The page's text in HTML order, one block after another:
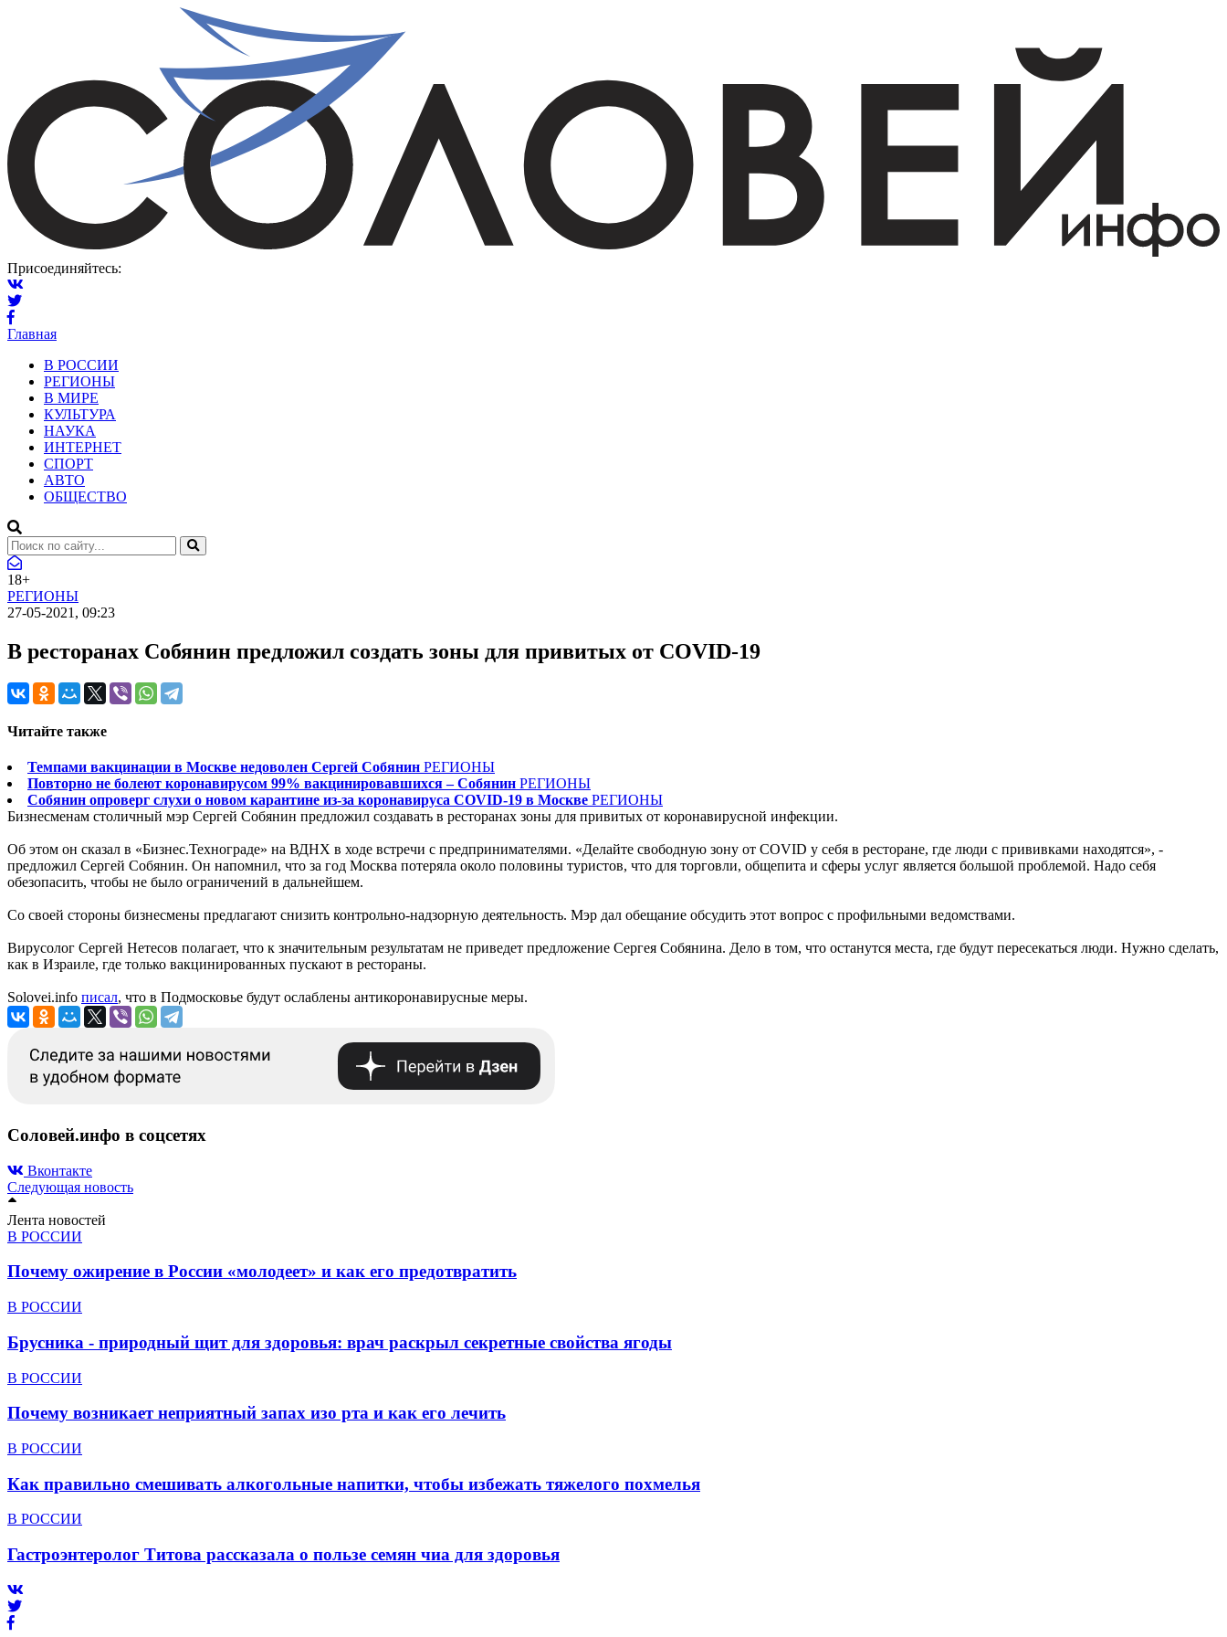
Присоединяйтесь:
Главная
В РОССИИ
РЕГИОНЫ
В МИРЕ
КУЛЬТУРА
НАУКА
ИНТЕРНЕТ
СПОРТ
АВТО
ОБЩЕСТВО
18+
РЕГИОНЫ
27-05-2021, 09:23
В ресторанах Собянин предложил создать зоны для привитых от COVID-19
Читайте также
Темпами вакцинации в Москве недоволен Сергей Собянин РЕГИОНЫ
Повторно не болеют коронавирусом 99% вакцинировавшихся – Собянин РЕГИОНЫ
Собянин опроверг слухи о новом карантине из-за коронавируса COVID-19 в Москве РЕГИОНЫ
Бизнесменам столичный мэр Сергей Собянин предложил создавать в ресторанах зоны для привитых от коронавирусной инфекции.
Об этом он сказал в «Бизнес.Технограде» на ВДНХ в ходе встречи с предпринимателями. «Делайте свободную зону от COVID у себя в ресторане, где люди с прививками находятся», -
предложил Сергей Собянин. Он напомнил, что за год Москва потеряла около половины туристов, что для торговли, общепита и сферы услуг является большой проблемой. Надо себя
обезопасить, чтобы не было ограничений в дальнейшем.
Со своей стороны бизнесмены предлагают снизить контрольно-надзорную деятельность. Мэр дал обещание обсудить этот вопрос с профильными ведомствами.
Вирусолог Сергей Нетесов полагает, что к значительным результатам не приведет предложение Сергея Собянина. Дело в том, что останутся места, где будут пересекаться люди. Нужно сделать,
как в Израиле, где только вакцинированных пускают в рестораны.
Solovei.info писал, что в Подмосковье будут ослаблены антикоронавирусные меры.
Соловей.инфо в соцсетях
Вконтакте
Следующая новость
Лента новостей
В РОССИИ
Почему ожирение в России «молодеет» и как его предотвратить
В РОССИИ
Брусника - природный щит для здоровья: врач раскрыл секретные свойства ягоды
В РОССИИ
Почему возникает неприятный запах изо рта и как его лечить
В РОССИИ
Как правильно смешивать алкогольные напитки, чтобы избежать тяжелого похмелья
В РОССИИ
Гастроэнтеролог Титова рассказала о пользе семян чиа для здоровья